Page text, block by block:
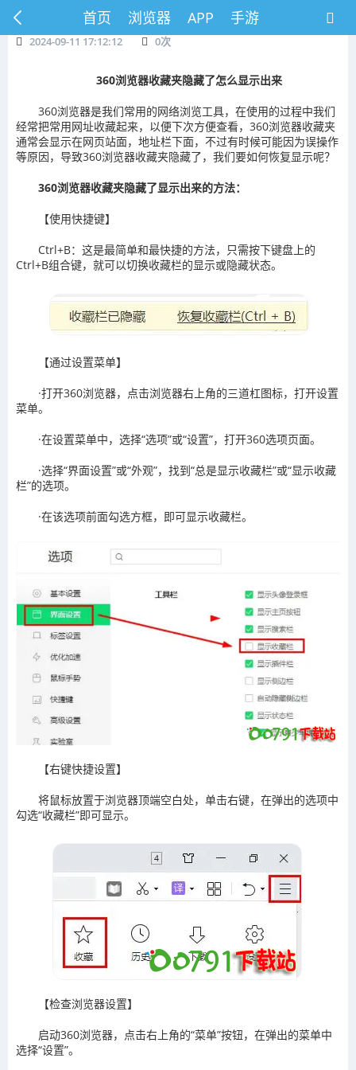
首页 浏览器 APP 手游
2024-09-11 17:12:12 0次
360浏览器收藏夹隐藏了怎么显示出来
360浏览器是我们常用的网络浏览工具，在使用的过程中我们
经常把常用网址收藏起来，以便下次方便查看，360浏览器收藏夹
通常会显示在网页站面，地址栏下面，不过有时候可能因为误操作
等原因，导致360浏览器收藏夹隐藏了，我们要如何恢复显示呢？
360浏览器收藏夹隐藏了显示出来的方法：
‌【使用快捷键‌】
‌Ctrl+B‌：这是最简单和最快捷的方法，只需按下键盘上的
Ctrl+B组合键，就可以切换收藏栏的显示或隐藏状态。
‌【通过设置菜单‌】
·打开360浏览器，点击浏览器右上角的三道杠图标，打开设置
菜单。
·在设置菜单中，选择“选项”或“设置”，打开360选项页面。
·选择“界面设置”或“外观”，找到“总是显示收藏栏”或“显示收藏
栏”的选项。
·在该选项前面勾选方框，即可显示收藏栏。
‌【右键快捷设置‌】
将鼠标放置于浏览器顶端空白处，单击右键，在弹出的选项中
勾选“收藏栏”即可显示。
‌【检查浏览器设置‌】
启动360浏览器，点击右上角的“菜单”按钮，在弹出的菜单中
选择“设置”。